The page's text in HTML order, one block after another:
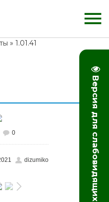
Версия для слабовидящих
menu
» 1.01.41
размере
147.6Kb
0
dizumiko